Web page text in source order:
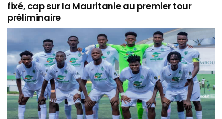
fixé, cap sur la Mauritanie au premier tour
préliminaire